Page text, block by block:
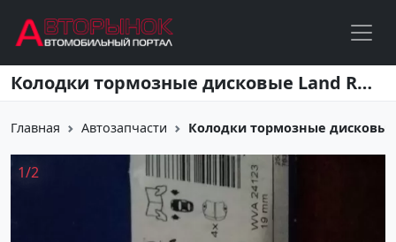
Перейти к основному содержанию Колодки тормозные дисковые Land Rover передние Краснодар
Главная Автозапчасти Колодки тормозные
1/2